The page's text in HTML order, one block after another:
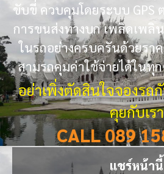
ขับขี่ ควบคุมโดยระบบ GPS
การขนส่งทางบก เพลิดเพลิ
ในรถอย่างครบครันด้วยรา
สามรถคุมค่าใช้จ่ายได้ในทุ
อย่าเพิ่งตัดสินใจจองรถ
คุยกับเรา
CALL 089
แชร์หน้านี้